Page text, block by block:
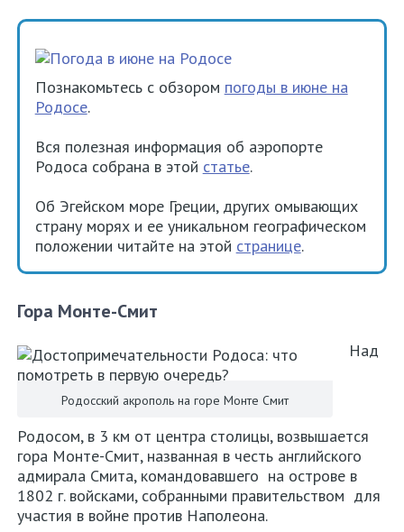
Познакомьтесь с обзором погоды в июне на
Родосе.
Вся полезная информация об аэропорте
Родоса собрана в этой статье.
Об Эгейском море Греции, других омывающих
страну морях и ее уникальном географическом
положении читайте на этой странице.
Гора Монте-Смит
Родосский акрополь на горе Монте Смит
Над
Родосом, в 3 км от центра столицы, возвышается
гора Монте-Смит, названная в честь английского
адмирала Смита, командовавшего на острове в
1802 г. войсками, собранными правительством для
участия в войне против Наполеона.